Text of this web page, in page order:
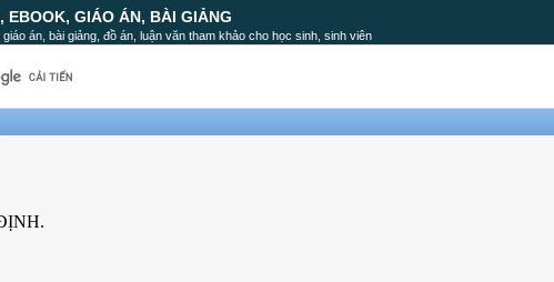
EBOOK, GIÁO ÁN, BÀI GIẢNG
án, bài giảng, đồ án, luận văn tham khảo cho học sinh, sinh viên